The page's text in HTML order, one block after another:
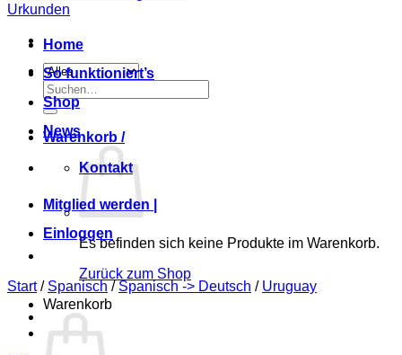
Suchen
nach:
Warenkorb /
Es befinden sich keine Produkte im Warenkorb.
Zurück zum Shop
Warenkorb
Home
So funktioniert’s
Shop
News
Kontakt
Mitglied werden |
Einloggen
Start / Spanisch / Spanisch -> Deutsch / Uruguay